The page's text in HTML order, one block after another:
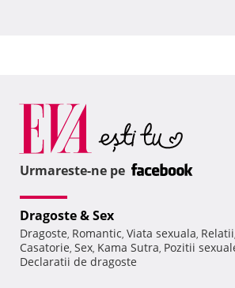
Urmareste-ne pe
Dragoste & Sex
Dragoste, Romantic, Viata sexuala, Relatii,
Casatorie, Sex, Kama Sutra, Pozitii
Declaratii de dragoste